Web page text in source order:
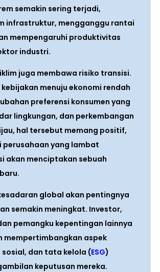
semakin sering terjadi,
infrastruktur, mengganggu rantai
mempengaruhi produktivitas
industri.
juga membawa risiko transisi.
menuju ekonomi rendah
preferensi konsumen yang
lingkungan, dan perkembangan
hal tersebut memang positif,
perusahaan yang lambat
akan menciptakan sebuah
global akan pentingnya
semakin meningkat. Investor,
pemangku kepentingan lainnya
mempertimbangkan aspek
sosial, dan tata kelola (ESG)
keputusan mereka.